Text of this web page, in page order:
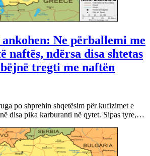
Ne përballemi me
naftës, ndërsa disa shtetas
tregti me naftën
po shprehin shqetësim për kufizimet e
disa pika karburanti në qytet. Sipas tyre,…